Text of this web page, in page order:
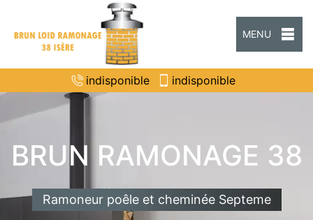
MENU
indisponible indisponible
BRUN RAMONAGE 38
Ramoneur poêle et cheminée Septeme